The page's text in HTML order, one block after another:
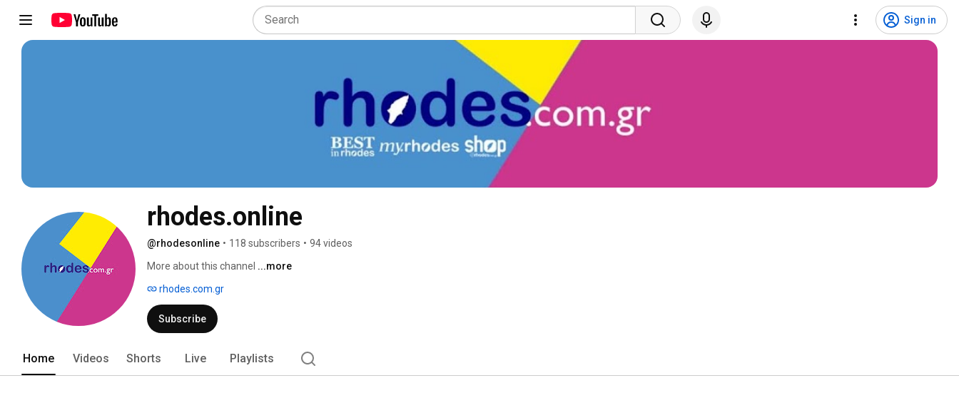
Sign in
rhodes.online
@rhodesonline • 118 subscribers • 94 videos
More about this channel ...more
rhodes.com.gr
Subscribe
Home Videos Shorts Live Playlists